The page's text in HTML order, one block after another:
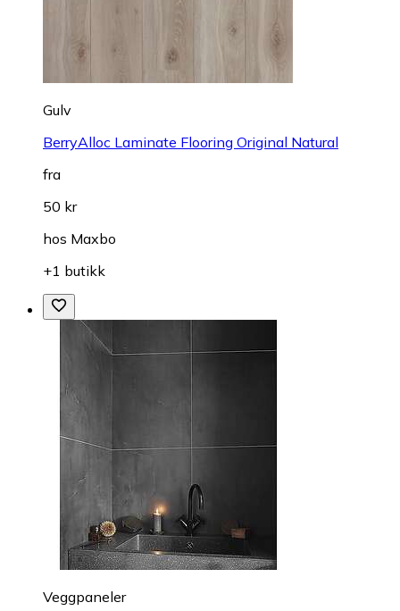
Gulv
BerryAlloc Laminate Flooring Original Natural
fra
50 kr
hos Maxbo
+1 butikk
Veggpaneler